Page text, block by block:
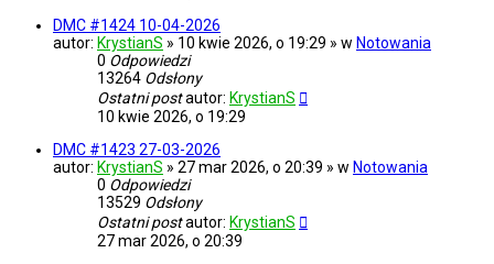
DMC #1424 10-04-2026
autor: KrystianS » 10 kwie 2026, o 19:29 » w Notowania
0 Odpowiedzi
13264 Odsłony
Ostatni postautor: KrystianS
10 kwie 2026, o 19:29
DMC #1423 27-03-2026
autor: KrystianS » 27 mar 2026, o 20:39 » w Notowania
0 Odpowiedzi
13529 Odsłony
Ostatni postautor: KrystianS
27 mar 2026, o 20:39